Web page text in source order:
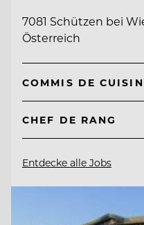
7081 Schützen bei
Österreich
COMMIS DE
CHEF DE RANG
Entdecke alle Jobs